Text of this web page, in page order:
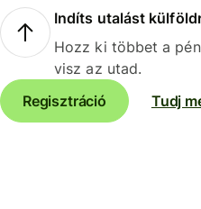
Indíts utalást
Hozz ki többet a
visz az utad.
Regisztráció
Tudj